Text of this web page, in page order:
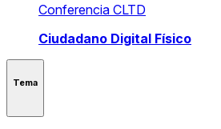
Conferencia CLTD
Ciudadano Digital Físico
Tema